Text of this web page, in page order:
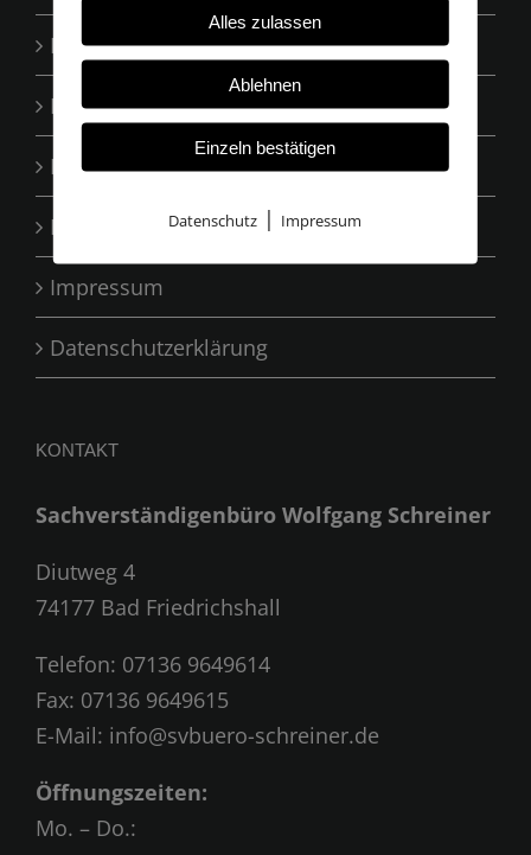
Das Team
Ihre Vorteile
Bewertungen
Kontakt
Impressum
Datenschutzerklärung
KONTAKT
Sachverständigenbüro Wolfgang Schreiner
Diutweg 4
74177 Bad Friedrichshall
Telefon: 07136 9649614
Fax: 07136 9649615
E-Mail: info@svbuero-schreiner.de
Öffnungszeiten:
Mo. – Do.:
Alles zulassen
Ablehnen
Einzeln bestätigen
Datenschutz | Impressum